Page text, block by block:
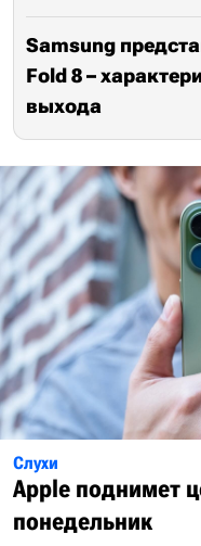
Samsung
Fold 8 –
выхода
Слухи
Apple поднимет
понедельник